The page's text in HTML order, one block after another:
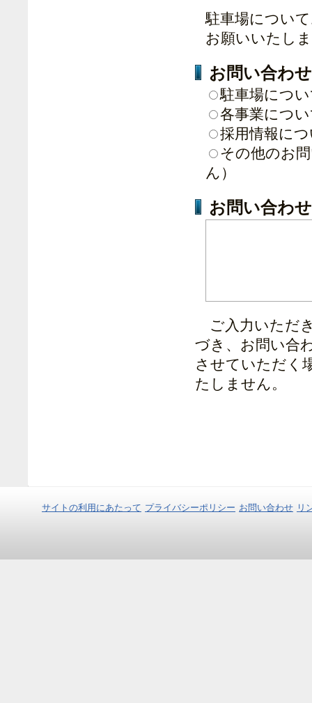
駐車場につい
お願いいたし
お問い合わ
駐車場につ
各事業につ
採用情報に
その他のお
ん）
お問い合わ
ご入力いただ
づき、お問い合
させていただく
たしません。
サイトの利用にあたって プライバシーポリシー お問い合わせ リ